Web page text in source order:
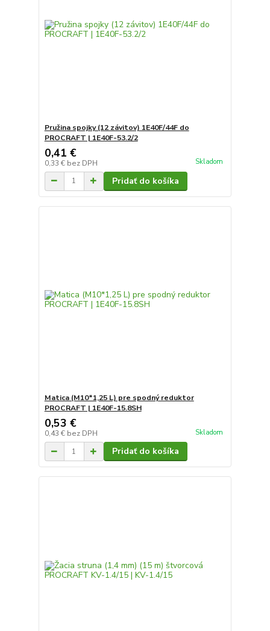
Pružina spojky (12 závitov) 1E40F/44F do
PROCRAFT | 1E40F-53.2/2
0,41 €
0,33 € bez DPH Skladom
Pridať do košíka
Matica (M10*1,25 L) pre spodný reduktor
PROCRAFT | 1E40F-15.8SH
0,53 €
0,43 € bez DPH Skladom
Pridať do košíka